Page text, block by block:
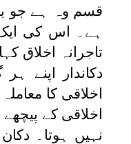
قسم وہ ہے جو
ہے۔ اس کی
تاجرانہ اخلاق
دکاندار اپنے
اخلاقی کا
اخلاقی کے
نہیں ہوتا۔ دکان